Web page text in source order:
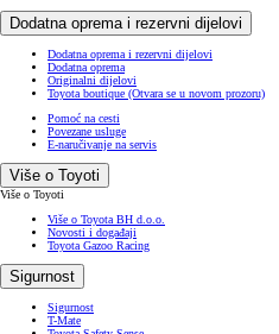
Dodatna oprema i rezervni dijelovi
Dodatna oprema i rezervni dijelovi
Dodatna oprema
Originalni dijelovi
Toyota boutique (Otvara se u novom prozoru)
Pomoć na cesti
Povezane usluge
E-naručivanje na servis
Više o Toyoti
Više o Toyoti
Više o Toyota BH d.o.o.
Novosti i događaji
Toyota Gazoo Racing
Sigurnost
Sigurnost
T-Mate